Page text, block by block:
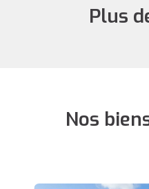
Plus
Nos